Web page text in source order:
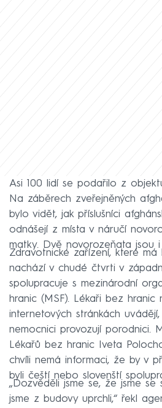
Asi 100 lidí se podařilo z
Na záběrech zveřejněných
bylo vidět, jak příslušníci
odnášejí z místa v náručí
matky. Dvě novorozeňata jsou
Zdravotnické zařízení, které má
nachází v chudé čtvrti v
spolupracuje s mezinárodní
hranic (MSF). Lékaři bez hranic
internetových stránkách
nemocnici provozují porodnici.
Lékařů bez hranic Iveta
chvíli nemá informaci, že by v
byli čeští nebo slovenští
„Dozvěděli jsme se, že jsme se
jsme z budovy uprchli,“ řekl